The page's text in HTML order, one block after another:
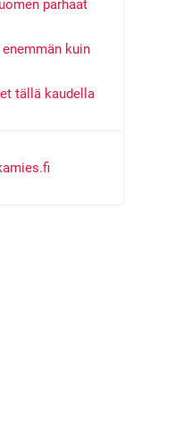
parhaat
kuin
tällä kaudella